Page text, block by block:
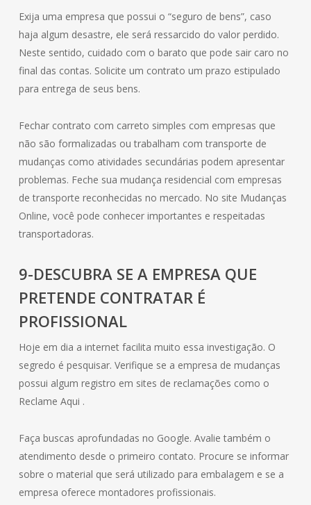
Exija uma empresa que possui o “seguro de bens”, caso
haja algum desastre, ele será ressarcido do valor perdido.
Neste sentido, cuidado com o barato que pode sair caro no
final das contas. Solicite um contrato um prazo estipulado
para entrega de seus bens.
Fechar contrato com carreto simples com empresas que
não são formalizadas ou trabalham com transporte de
mudanças como atividades secundárias podem apresentar
problemas. Feche sua mudança residencial com empresas
de transporte reconhecidas no mercado. No site Mudanças
Online, você pode conhecer importantes e respeitadas
transportadoras.
9-DESCUBRA SE A EMPRESA QUE
PRETENDE CONTRATAR É
PROFISSIONAL
Hoje em dia a internet facilita muito essa investigação. O
segredo é pesquisar. Verifique se a empresa de mudanças
possui algum registro em sites de reclamações como o
Reclame Aqui .
Faça buscas aprofundadas no Google. Avalie também o
atendimento desde o primeiro contato. Procure se informar
sobre o material que será utilizado para embalagem e se a
empresa oferece montadores profissionais.